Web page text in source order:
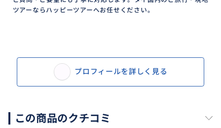
ツアーならハッピーツアーへお任せください。
プロフィールを詳しく見る
この商品のクチコミ